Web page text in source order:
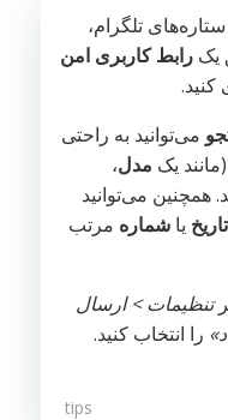
ستاره‌های تلگرام،
یک رابط کاربری امن
کنید.
می‌توانید به راحتی
یک مدل،
همچنین می‌توانید
تاریخ یا شماره مرتب
تنظیمات > ارسال
را انتخاب کنید.
tips